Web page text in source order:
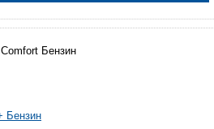
Бензин
Бензин